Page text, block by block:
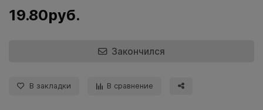
19.80руб.
Закончился
В закладки В сравнение